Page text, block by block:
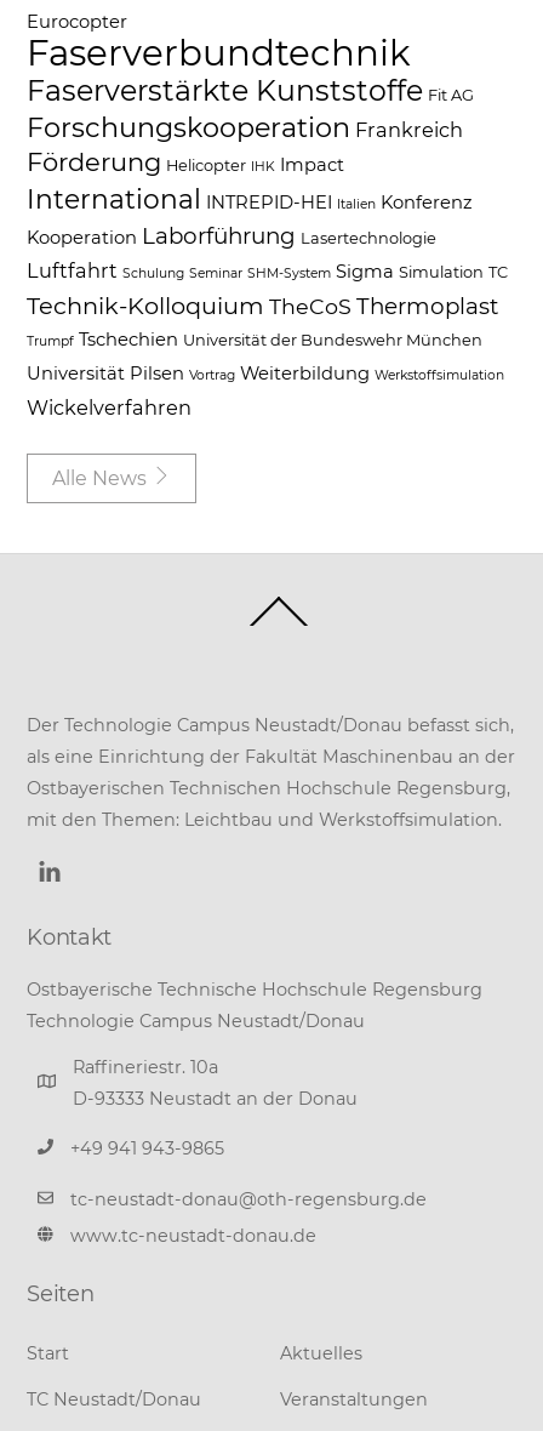
Eurocopter
Faserverbundtechnik
Faserverstärkte Kunststoffe Fit AG
Forschungskooperation Frankreich
Förderung Helicopter IHK Impact
International INTREPID-HEI Italien Konferenz
Kooperation Laborführung Lasertechnologie
Luftfahrt Schulung Seminar SHM-System Sigma Simulation TC
Technik-Kolloquium TheCoS Thermoplast
Trumpf Tschechien Universität der Bundeswehr München
Universität Pilsen Vortrag Weiterbildung Werkstoffsimulation
Wickelverfahren
Alle News
To
Der Technologie Campus Neustadt/Donau befasst sich,
als eine Einrichtung der Fakultät Maschinenbau an der
Ostbayerischen Technischen Hochschule Regensburg,
mit den Themen: Leichtbau und Werkstoffsimulation.
Kontakt
Ostbayerische Technische Hochschule Regensburg
Technologie Campus Neustadt/Donau
Raffineriestr. 10a
D-93333 Neustadt an der Donau
+49 941 943-9865
tc-neustadt-donau@oth-regensburg.de
www.tc-neustadt-donau.de
Seiten
Start
TC Neustadt/Donau
Aktuelles
Veranstaltungen